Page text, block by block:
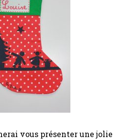
vous présenter une jolie